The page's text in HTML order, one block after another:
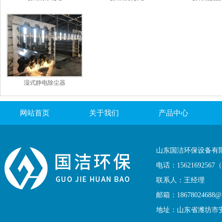
湿式静电除尘器
网站首页 关于我们 产品中心
山东国洁环保设备有
电话：15621692567
联系人：王经理
邮箱：
地址：山东省潍坊市